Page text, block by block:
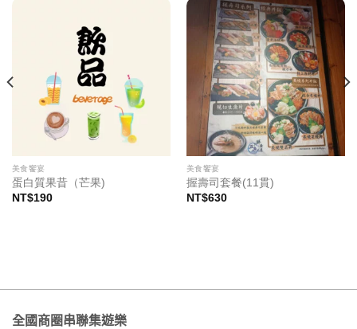
美食饗宴
蛋白質果昔（芒果)
NT$190
美食饗宴
握壽司套餐(11貫)
NT$630
全國商圈串聯集遊樂